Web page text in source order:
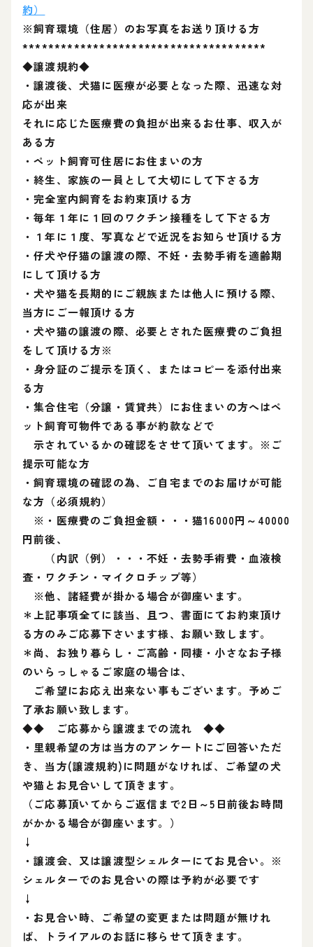
約）
※飼育環境（住居）のお写真をお送り頂ける方
**************************************
◆譲渡規約◆
・譲渡後、犬猫に医療が必要となった際、迅速な対
応が出来
それに応じた医療費の負担が出来るお仕事、収入が
ある方
・ペット飼育可住居にお住まいの方
・終生、家族の一員として大切にして下さる方
・完全室内飼育をお約束頂ける方
・毎年１年に１回のワクチン接種をして下さる方
・１年に１度、写真などで近況をお知らせ頂ける方
・仔犬や仔猫の譲渡の際、不妊・去勢手術を適齢期
にして頂ける方
・犬や猫を長期的にご親族または他人に預ける際、
当方にご一報頂ける方
・犬や猫の譲渡の際、必要とされた医療費のご負担
をして頂ける方※
・身分証のご提示を頂く、またはコピーを添付出来
る方
・集合住宅（分譲・賃貸共）にお住まいの方へはペ
ット飼育可物件である事が約款などで
示されているかの確認をさせて頂いてます。※ご
提示可能な方
・飼育環境の確認の為、ご自宅までのお届けが可能
な方（必須規約）
※・医療費のご負担金額・・・猫16000円～40000
円前後、
（内訳（例）・・・不妊・去勢手術費・血液検
査・ワクチン・マイクロチップ等）
※他、諸経費が掛かる場合が御座います。
＊上記事項全てに該当、且つ、書面にてお約束頂け
る方のみご応募下さいます様、お願い致します。
＊尚、お独り暮らし・ご高齢・同棲・小さなお子様
のいらっしゃるご家庭の場合は、
ご希望にお応え出来ない事もございます。予めご
了承お願い致します。
◆◆ ご応募から譲渡までの流れ ◆◆
・里親希望の方は当方のアンケートにご回答いただ
き、当方(譲渡規約)に問題がなければ、ご希望の犬
や猫とお見合いして頂きます。
（ご応募頂いてからご返信まで2日～5日前後お時間
がかかる場合が御座います。）
↓
・譲渡会、又は譲渡型シェルターにてお見合い。※
シェルターでのお見合いの際は予約が必要です
↓
・お見合い時、ご希望の変更または問題が無けれ
ば、トライアルのお話に移らせて頂きます。